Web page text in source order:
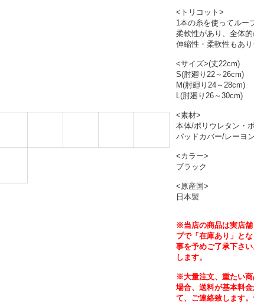
<トリコット>
1本の糸を使ってルー
柔軟性があり、全体
伸縮性・柔軟性もあり
<サイズ>(丈22cm)
S(肘廻り22～26cm)
M(肘廻り24～28cm)
L(肘廻り26～30cm)
<素材>
本体/ポリウレタン・
パッドカバー/レーヨ
<カラー>
ブラック
<原産国>
日本製
※当店の商品は実店
プで「在庫あり」と
事を予めご了承下さ
します。
※大量注文、重たい
場合、送料が基本料
て、ご連絡致します。